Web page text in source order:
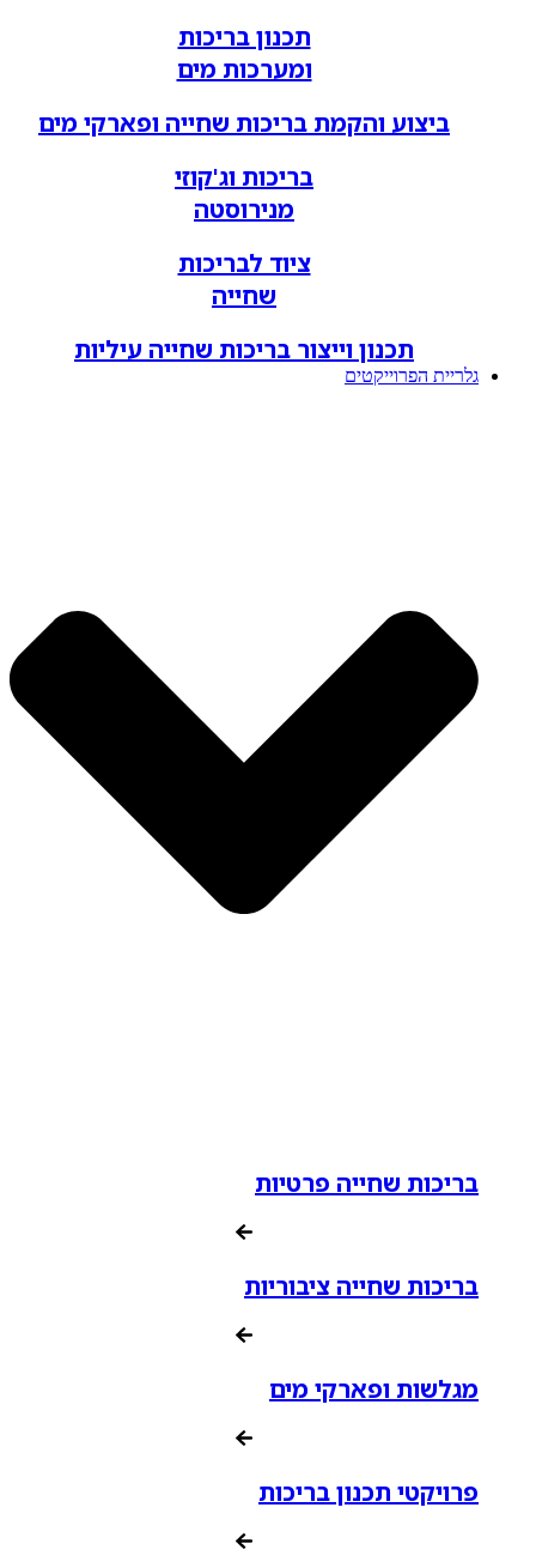
תכנון בריכות
ומערכות מים
ביצוע והקמת בריכות שחייה ופארקי מים
בריכות וג'קוזי
מנירוסטה
ציוד לבריכות
שחייה
תכנון וייצור בריכות שחייה עיליות
גלריית הפרוייקטים
בריכות שחייה פרטיות
בריכות שחייה ציבוריות
מגלשות ופארקי מים
פרויקטי תכנון בריכות